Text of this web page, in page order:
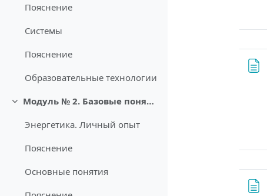
Пояснение
Системы
Пояснение
Образовательные технологии
Свернуть
Модуль № 2. Базовые понятия энергетики
Энергетика. Личный опыт
Пояснение
Основные понятия